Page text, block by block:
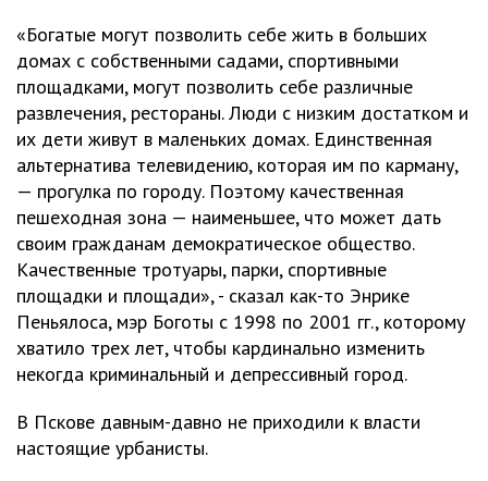
«Богатые могут позволить себе жить в больших
домах с собственными садами, спортивными
площадками, могут позволить себе различные
развлечения, рестораны. Люди с низким достатком и
их дети живут в маленьких домах. Единственная
альтернатива телевидению, которая им по карману,
— прогулка по городу. Поэтому качественная
пешеходная зона — наименьшее, что может дать
своим гражданам демократическое общество.
Качественные тротуары, парки, спортивные
площадки и площади», - сказал как-то Энрике
Пеньялоса, мэр Боготы с 1998 по 2001 гг., которому
хватило трех лет, чтобы кардинально изменить
некогда криминальный и депрессивный город.
В Пскове давным-давно не приходили к власти
настоящие урбанисты.